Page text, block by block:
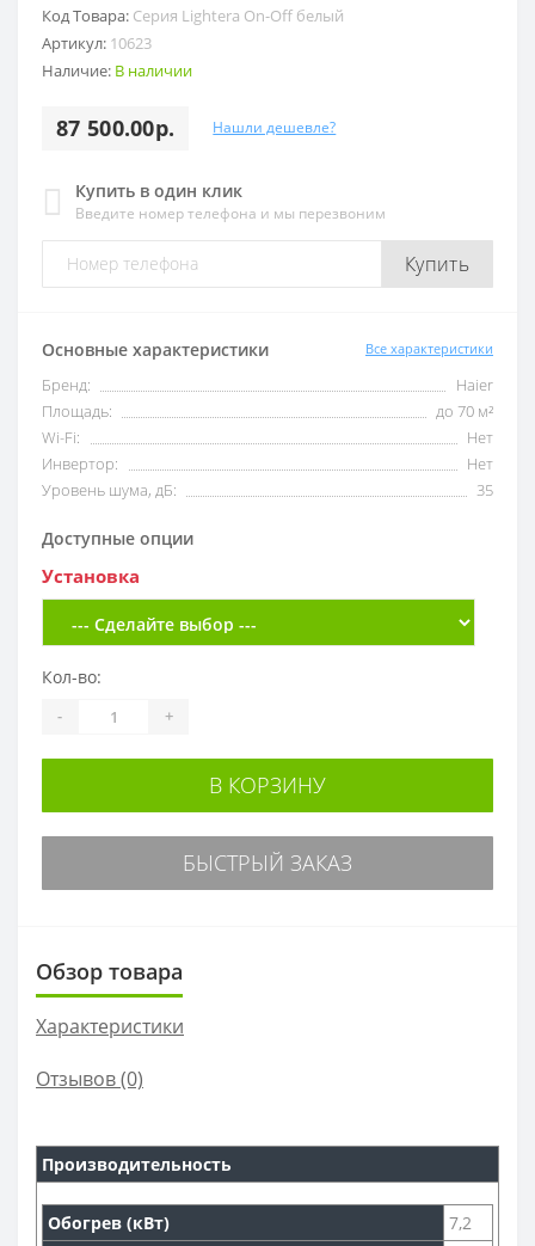
Код Товара: Серия Lightera On-Off белый
Артикул: 10623
Наличие: В наличии
87 500.00р. Нашли дешевле?
Купить в один клик
Введите номер телефона и мы перезвоним
Купить
Основные характеристики Все характеристики
Бренд:
Haier
Площадь:
до 70 м²
Wi-Fi:
Нет
Инвертор:
Нет
Уровень шума, дБ:
35
Доступные опции
Установка
Кол-во:
- +
В КОРЗИНУ
БЫСТРЫЙ ЗАКАЗ
Обзор товара
Характеристики
Отзывов (0)
Производительность
Обогрев (кВт) 7,2